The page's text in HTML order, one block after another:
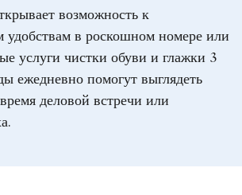
возможность к
удобствам в роскошном номере или
услуги чистки обуви и глажки 3
ежедневно помогут выглядеть
деловой встречи или